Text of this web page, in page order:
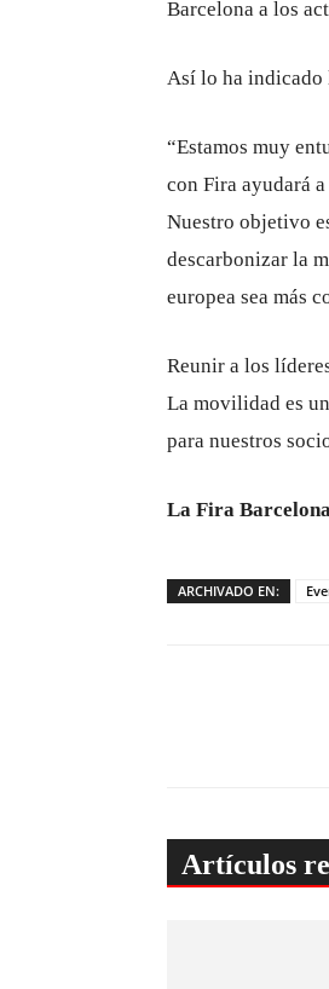
Barcelona a los
Así lo ha indicado
“Estamos muy
con Fira ayudará
Nuestro objetivo
descarbonizar la
europea sea más
Reunir a los
La movilidad es
para nuestros
La Fira
ARCHIVADO EN:
Artículos